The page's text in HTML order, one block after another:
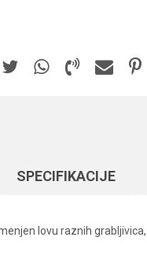
SPECIFIKACIJЕ
lovu raznih